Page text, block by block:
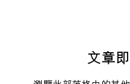
文章